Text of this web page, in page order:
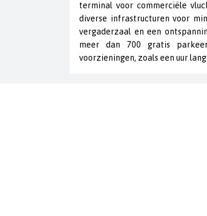
terminal voor commerciële
diverse infrastructuren voor
vergaderzaal en een
meer dan 700 gratis
voorzieningen, zoals een uur